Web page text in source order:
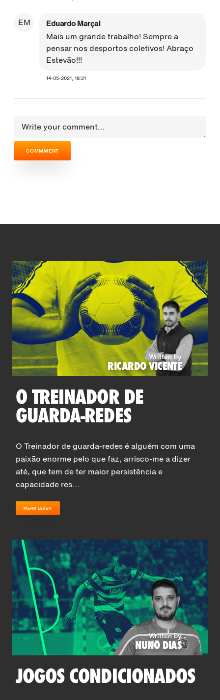
EM
Eduardo Marçal
Mais um grande trabalho! Sempre a
pensar nos desportos coletivos! Abraço
Estevão!!!
14-05-2021, 18:21
Written by
RICARDO VICENTE
O TREINADOR DE
GUARDA-REDES
O Treinador de guarda-redes é alguém com uma
paixão enorme pelo que faz, arrisco-me a dizer
até, que tem de ter maior persistência e
capacidade res...
MEHR LESEN
Written by
NUNO DIAS
JOGOS CONDICIONADOS